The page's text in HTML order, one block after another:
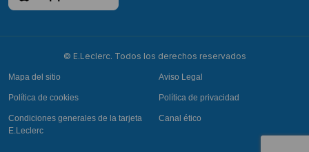
© E.Leclerc. Todos los derechos reservados
Mapa del sitio Aviso Legal
Política de cookies Política de privacidad
Condiciones generales de la tarjeta
E.Leclerc
Canal ético